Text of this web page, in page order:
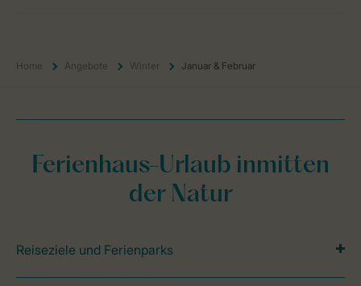
Home Angebote Winter Januar & Februar
Ferienhaus-Urlaub inmitten
der Natur
Reiseziele und Ferienparks